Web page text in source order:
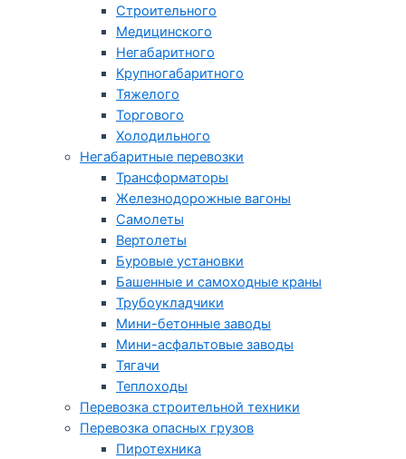
Строительного
Медицинского
Негабаритного
Крупногабаритного
Тяжелого
Торгового
Холодильного
Негабаритные перевозки
Трансформаторы
Железнодорожные вагоны
Самолеты
Вертолеты
Буровые установки
Башенные и самоходные краны
Трубоукладчики
Мини-бетонные заводы
Мини-асфальтовые заводы
Тягачи
Теплоходы
Перевозка строительной техники
Перевозка опасных грузов
Пиротехника